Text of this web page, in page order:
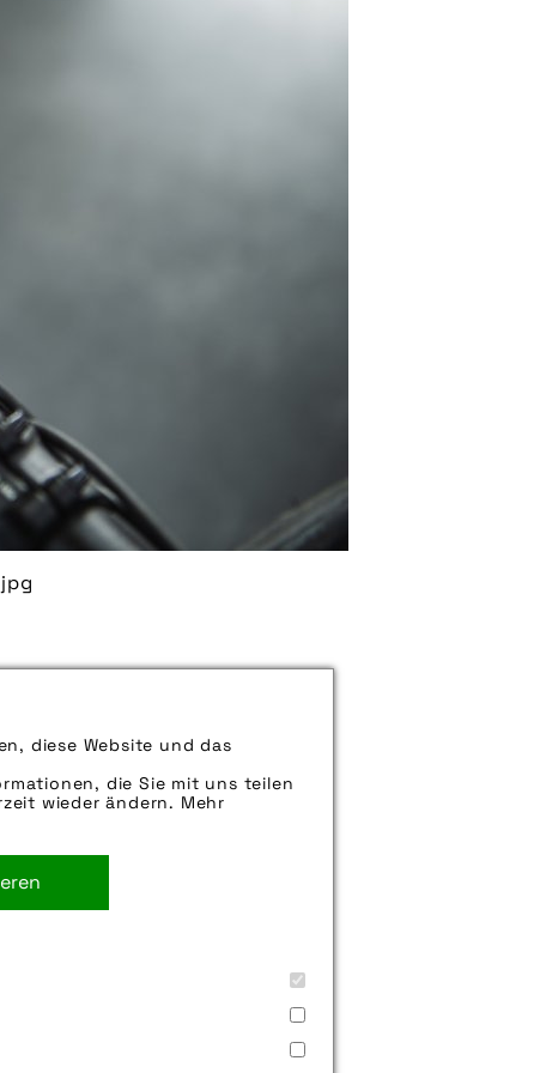
diese Website und das
die Sie mit uns teilen
wieder ändern. Mehr
Vibrationen und Schläge
sich diese Dämpfung noch
weiter.